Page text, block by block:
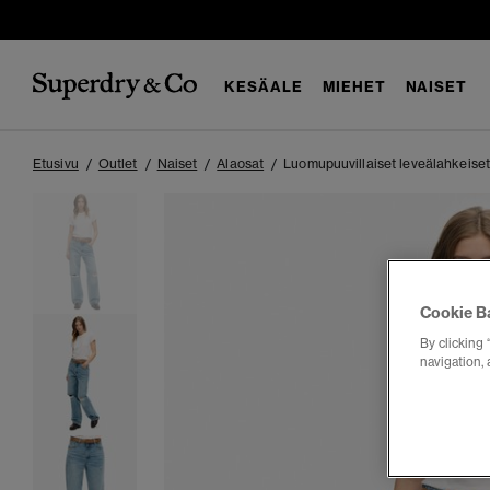
KESÄALE MIEHET NAISET
Etusivu Outlet Naiset Alaosat Luomupuuvillaiset
Cookie
By clicking
navigation,